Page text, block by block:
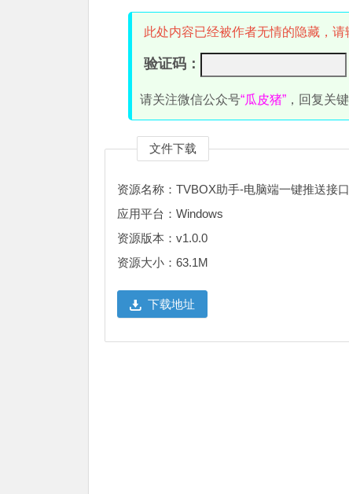
此处内容已经被作者无情的隐藏，
验证码：
请关注微信公众号“瓜皮猪” ，回复关
文件下载
资源名称：TVBOX助手-电脑端一键推送接
应用平台：Windows
资源版本：v1.0.0
资源大小：63.1M
下载地址